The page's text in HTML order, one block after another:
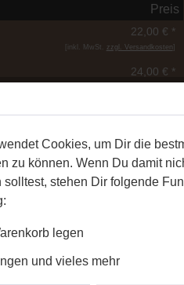
Preis
22,00 € *
[inkl. MwSt. zzgl. Versandkosten
24,00 € *
Cookies, um Dir die
zu können. Wenn Du damit
stehen Dir folgende
legen
und vieles mehr